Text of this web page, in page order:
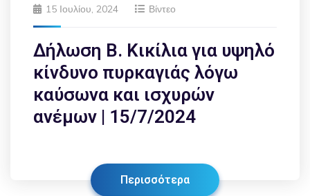
15 Ιουλίου, 2024 Βίντεο
Δήλωση Β. Κικίλια για υψηλό
κίνδυνο πυρκαγιάς λόγω
καύσωνα και ισχυρών
ανέμων | 15/7/2024
Περισσότερα